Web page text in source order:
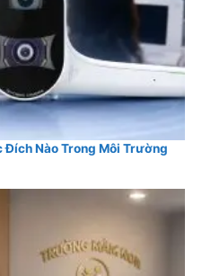
Đích Nào Trong Môi Trường